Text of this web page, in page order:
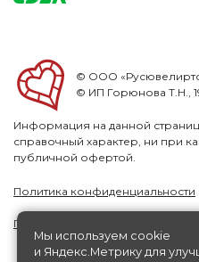
© ООО
© ИП Горюнова Т.Н.,
Информация на данной
справочный характер, ни при
публичной офертой.
Политика конфиденциальности
Публичная офера
Мы используем cookie
и Яндекс.Метрику для